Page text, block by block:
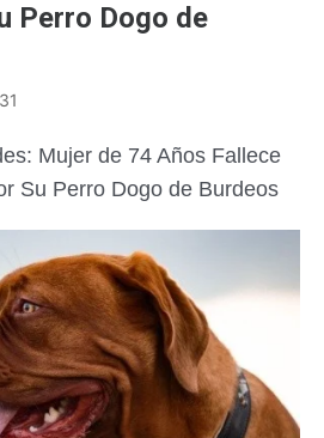
Perro Dogo de
Mujer de 74 Años Fallece
Su Perro Dogo de Burdeos